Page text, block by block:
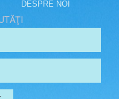
DESPRE NOI